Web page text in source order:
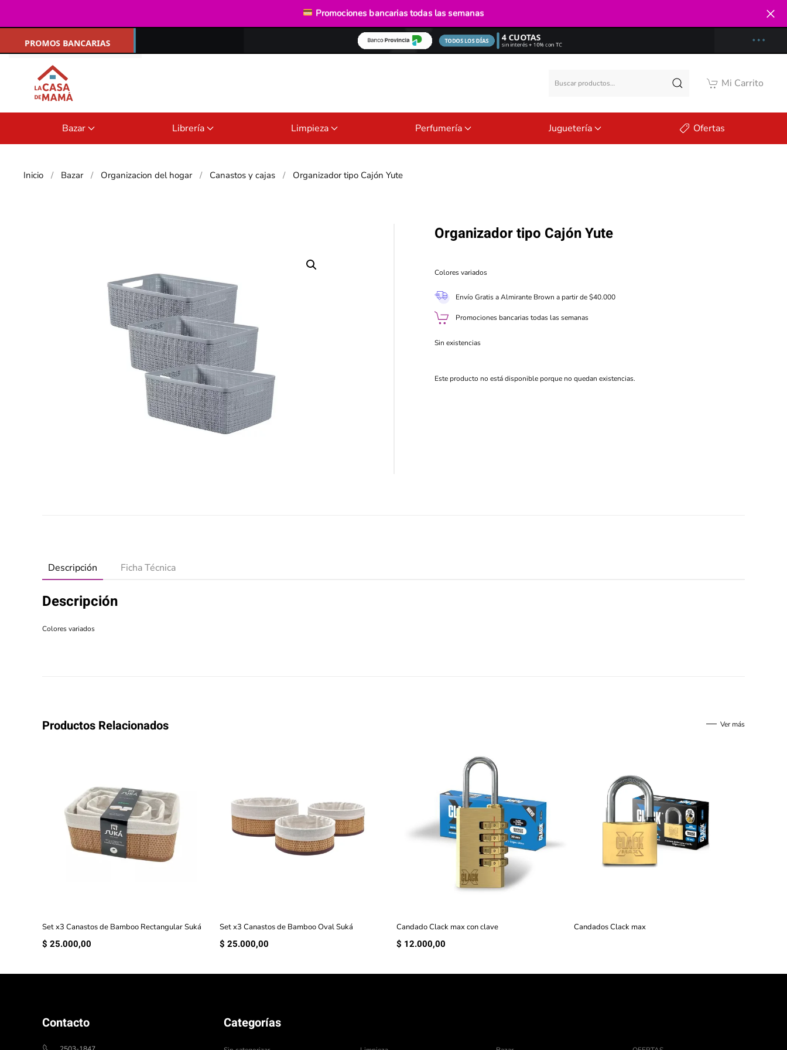
por:
Mi Carrito
Bazar Librería Limpieza Perfumería Juguetería Ofertas
Inicio Bazar Organizacion del hogar Canastos y cajas Organizador tipo Cajón Yute
Organizador tipo Cajón Yute
Colores variados
Envío Gratis a Almirante Brown a partir de $40.000
Promociones bancarias todas las semanas
Sin existencias
Este producto no está disponible porque no quedan existencias.
Descripción Ficha Técnica
Descripción
Colores variados
Productos Relacionados Ver más
Set x3 Canastos de Bamboo Rectangular Suká
$ 25.000,00
Set x3 Canastos de Bamboo Oval Suká
$ 25.000,00
Candado Clack max con clave
$ 12.000,00
Candados Clack max
Contacto Categorías
Promociones bancariastodas las semanas